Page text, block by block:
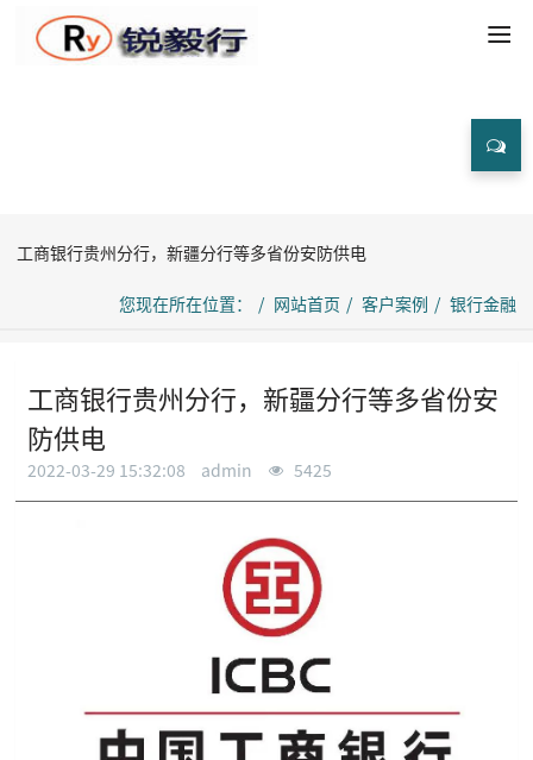
工商银行贵州分行，新疆分行等多省份安防供电
您现在所在位置： 网站首页 客户案例 银行金融
工商银行贵州分行，新疆分行等多省份安
防供电
2022-03-29 15:32:08 admin 5425